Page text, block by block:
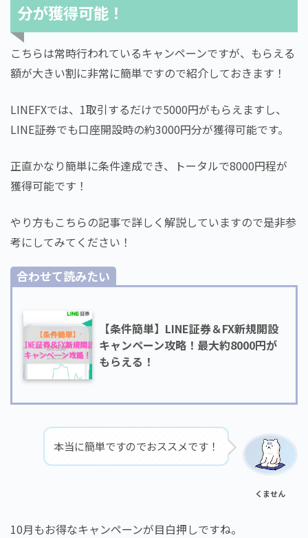
分が獲得可能！
こちらは常時行われているキャンペーンですが、もらえる
額が大きい割に非常に簡単ですので紹介しておきます！
LINEFXでは、1取引するだけで5000円がもらえますし、
LINE証券でも口座開設時の約3000円分が獲得可能です。
正直かなり簡単に条件達成でき、トータルで8000円程が
獲得可能です！
やり方もこちらの記事で詳しく解説していますので是非参
考にしてみてください！
合わせて読みたい
【条件簡単】LINE証券＆FX新規開設
キャンペーン攻略！最大約8000円が
もらえる！
本当に簡単ですのでおススメです！
くません
10月もお得なキャンペーンが目白押しですね。